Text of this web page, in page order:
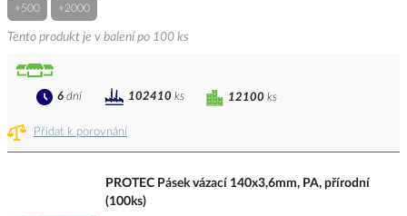
+500 +2000
Tento produkt je v balení po 100 ks
Přidat k porovnání
12100 ks
6 dní 102410 ks
PROTEC Pásek vázací 140x3,6mm, PA, přírodní
(100ks)